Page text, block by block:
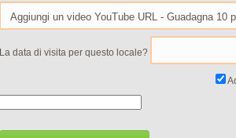
La data di visita per questo locale?